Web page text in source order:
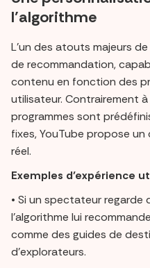
l’algorithme
L’un des atouts majeurs
de recommandation,
contenu en fonction des
utilisateur. Contrairement
programmes sont
fixes, YouTube propose
réel.
Exemples d’expérience
• Si un spectateur regarde
l’algorithme lui
comme des guides de
d’explorateurs.